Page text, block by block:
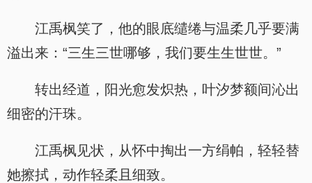
江禹枫笑了，他的眼底缱绻与温柔几乎要满
溢出来：“三生三世哪够，我们要生生世世。”
转出经道，阳光愈发炽热，叶汐梦额间沁出
细密的汗珠。
江禹枫见状，从怀中掏出一方绢帕，轻轻替
她擦拭，动作轻柔且细致。